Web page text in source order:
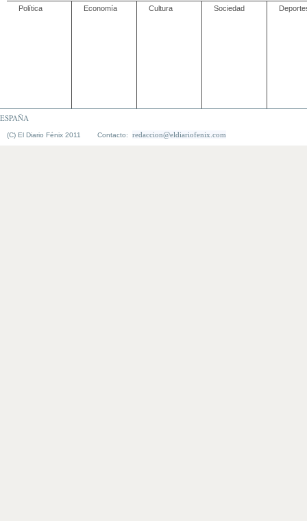
Política Economía Cultura Sociedad
ESPAÑA
(C) El Diario Fénix 2011 Contacto: redaccion@eldiariofenix.com